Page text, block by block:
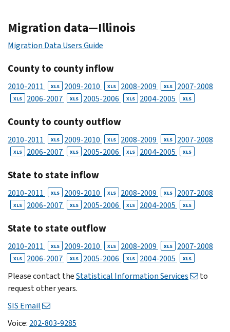
Migration data—Illinois
Migration Data Users Guide
County to county inflow
2010-2011 XLS 2009-2010 XLS 2008-2009 XLS 2007-2008
XLS 2006-2007 XLS 2005-2006 XLS 2004-2005 XLS
County to county outflow
2010-2011 XLS 2009-2010 XLS 2008-2009 XLS 2007-2008
XLS 2006-2007 XLS 2005-2006 XLS 2004-2005 XLS
State to state inflow
2010-2011 XLS 2009-2010 XLS 2008-2009 XLS 2007-2008
XLS 2006-2007 XLS 2005-2006 XLS 2004-2005 XLS
State to state outflow
2010-2011 XLS 2009-2010 XLS 2008-2009 XLS 2007-2008
XLS 2006-2007 XLS 2005-2006 XLS 2004-2005 XLS
Please contact theStatistical Information Services
to
request other years.
SIS Email
Voice: 202-803-9285